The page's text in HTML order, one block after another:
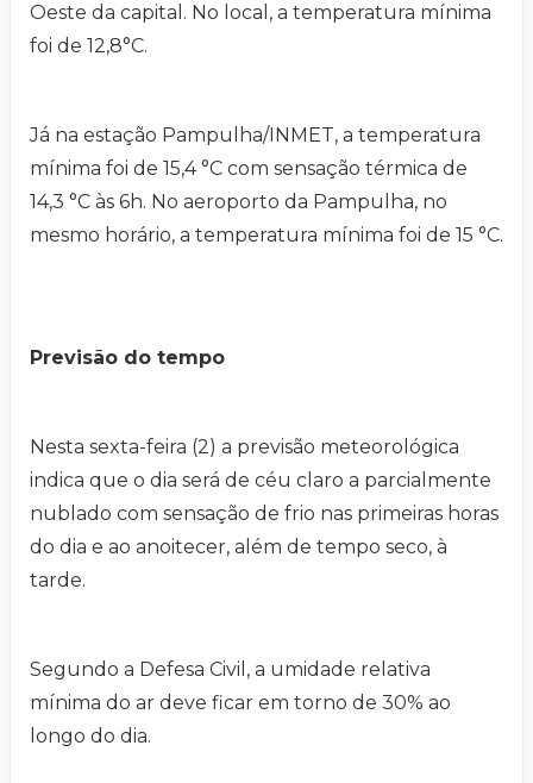
Oeste da capital. No local, a temperatura mínima
foi de 12,8°C.
Já na estação Pampulha/INMET, a temperatura
mínima foi de 15,4 °C com sensação térmica de
14,3 °C às 6h. No aeroporto da Pampulha, no
mesmo horário, a temperatura mínima foi de 15 °C.
Previsão do tempo
Nesta sexta-feira (2) a previsão meteorológica
indica que o dia será de céu claro a parcialmente
nublado com sensação de frio nas primeiras horas
do dia e ao anoitecer, além de tempo seco, à
tarde.
Segundo a Defesa Civil, a umidade relativa
mínima do ar deve ficar em torno de 30% ao
longo do dia.